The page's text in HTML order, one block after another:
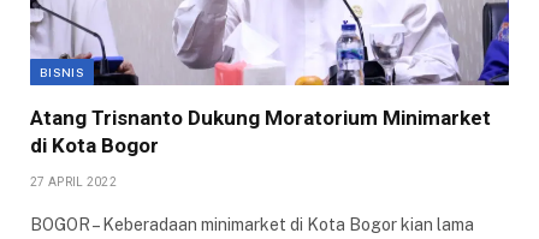
BISNIS
Atang Trisnanto Dukung Moratorium Minimarket
di Kota Bogor
27 APRIL 2022
BOGOR – Keberadaan minimarket di Kota Bogor kian lama